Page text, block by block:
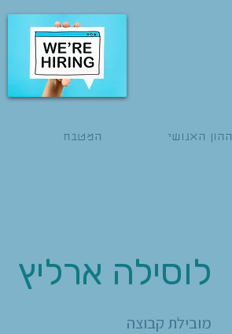
המטבח ההון האנושי
לוסילה ארליץ
מובילת קבוצה